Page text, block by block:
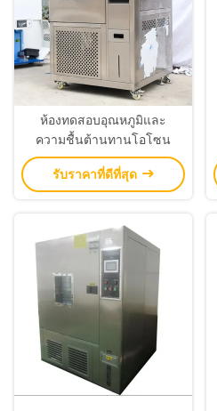
ห้องทดสอบอุณหภูมิและ
ความชื้นต้านทานโอโซน
รับราคาที่ดีที่สุด